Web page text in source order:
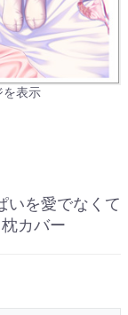
を表示
いを愛でなくて
カバー